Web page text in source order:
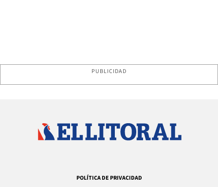
PUBLICIDAD
POLÍTICA DE PRIVACIDAD